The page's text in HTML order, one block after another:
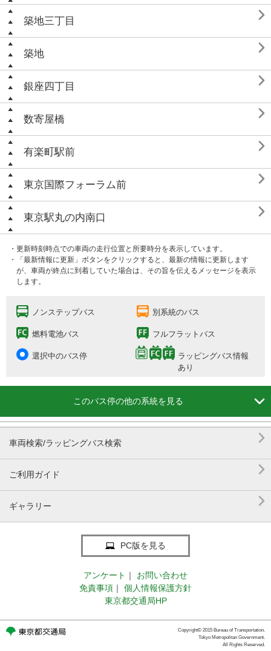
築地三丁目 
築地 
銀座四丁目 
数寄屋橋 
有楽町駅前 
東京国際フォーラム前 
東京駅丸の内南口 
・更新時刻時点での車両の走行位置と所要時分を表示しています。
・「最新情報に更新」ボタンをクリックすると、最新の情報に更新します
が、車両が終点に到着していた場合は、その旨を伝えるメッセージを表示
します。
ノンステップバス 別系統のバス
燃料電池バス フルフラットバス
選択中のバス停
ラッピングバス情報
あり
このバス停の他の系統を見る 
車両検索/ラッピングバス検索 
ご利用ガイド 
ギャラリー 
PC版を見る
アンケート ｜
お問い合わせ
免責事項 ｜
個人情報保護方針
東京都交通局HP
Copyright© 2015 Bureau of Transportation.
Tokyo Metropolitan Government.
All Rights Reserved.